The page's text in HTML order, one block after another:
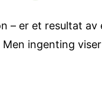
– er et resultat
ingenting